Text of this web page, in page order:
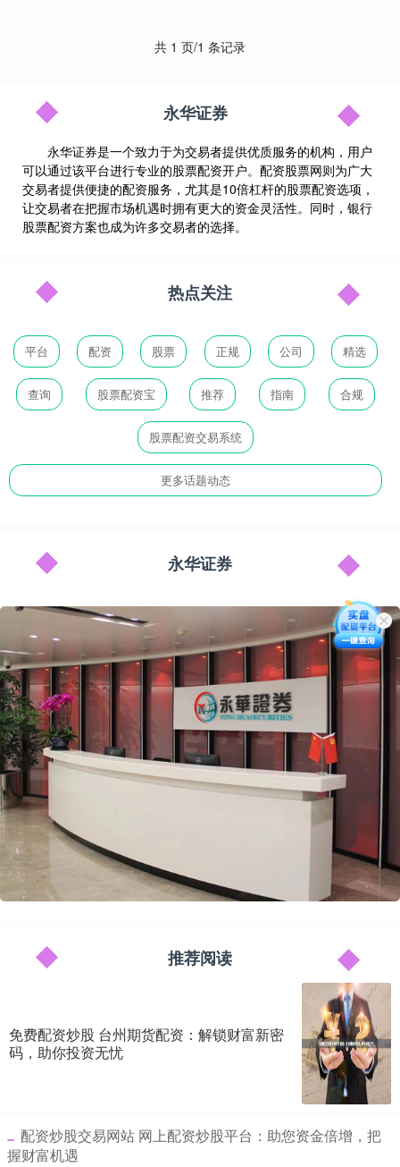
共 1 页/1 条记录
永华证券
永华证券是一个致力于为交易者提供优质服务的机构，用户
可以通过该平台进行专业的股票配资开户。配资股票网则为广大
交易者提供便捷的配资服务，尤其是10倍杠杆的股票配资选项，
让交易者在把握市场机遇时拥有更大的资金灵活性。同时，银行
股票配资方案也成为许多交易者的选择。
热点关注
平台 配资 股票 正规 公司 精选
查询 股票配资宝 推荐 指南 合规
股票配资交易系统
更多话题动态
永华证券
推荐阅读
免费配资炒股 台州期货配资：解锁财富新密
码，助你投资无忧
​配资炒股交易网站 网上配资炒股平台：助您资金倍增，把
握财富机遇